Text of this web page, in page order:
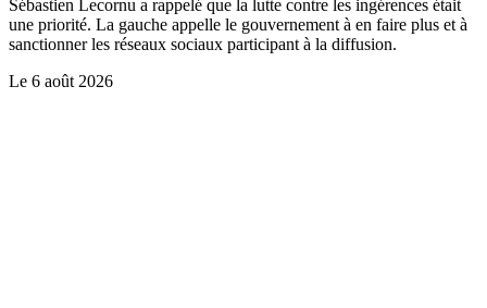
Sébastien Lecornu a rappelé que la lutte contre les ingérences était
une priorité. La gauche appelle le gouvernement à en faire plus et à
sanctionner les réseaux sociaux participant à la diffusion.
Le 6 août 2026